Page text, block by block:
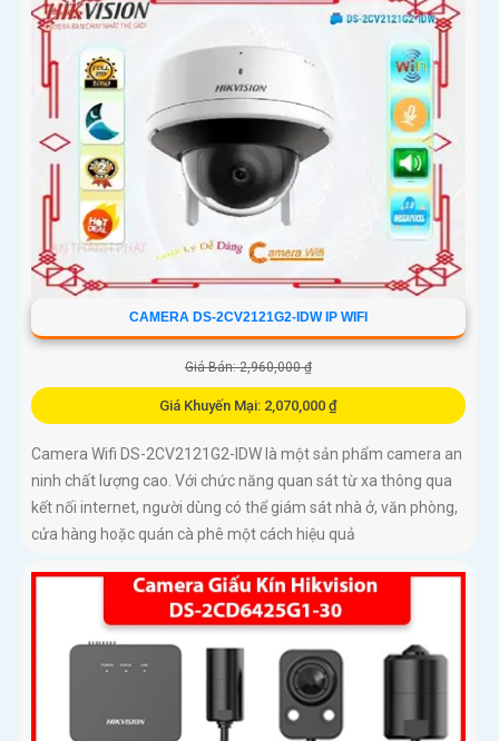
CAMERA DS-2CV2121G2-IDW IP WIFI
Giá Bán: 2,960,000 ₫
Giá Khuyến Mại: 2,070,000 ₫
Camera Wifi DS-2CV2121G2-IDW là một sản phẩm camera an
ninh chất lượng cao. Với chức năng quan sát từ xa thông qua
kết nối internet, người dùng có thể giám sát nhà ở, văn phòng,
cửa hàng hoặc quán cà phê một cách hiệu quả